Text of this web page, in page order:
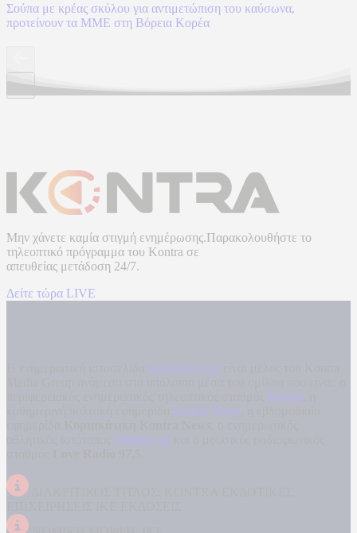
Σούπα με κρέας σκύλου για αντιμετώπιση του καύσωνα,
προτείνουν τα ΜΜΕ στη Βόρεια Κορέα
Μην χάνετε καμία στιγμή ενημέρωσης.Παρακολουθήστε το
τηλεοπτικό πρόγραμμα του Kontra σε
απευθείας μετάδοση 24/7.
Δείτε τώρα LIVE
kontranews.gr
Kontra
Kontra News
Filathlos.gr